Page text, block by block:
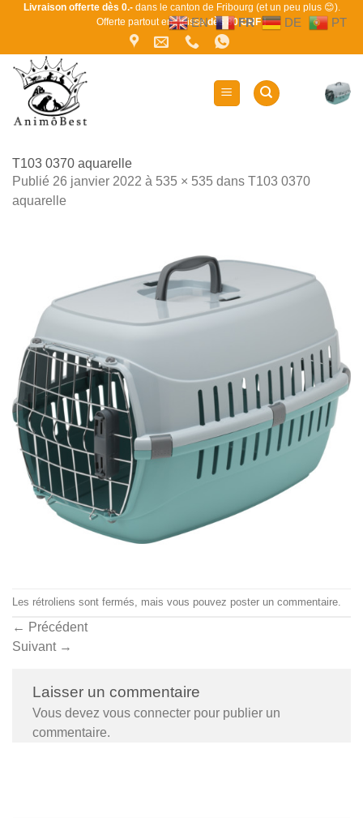
PasserLivraison offerte dès 0.-dans le canton de Fribourg (et un peu plus 😊).
Offerte partout en Suissedès 80 CHF !
T103 0370 aquarelle
Publié 26 janvier 2022 à 535 × 535 dans T103 0370
aquarelle
Les rétroliens sont fermés, mais vous pouvez poster un commentaire.
← Précédent
Suivant →
Laisser un commentaire
Vous devez vous connecter pour publier un
commentaire.
EN FR DE PT